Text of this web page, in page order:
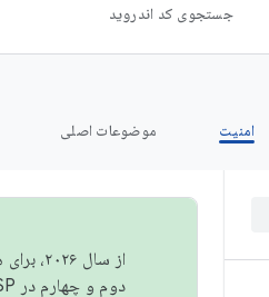
جستجوی کد اندروید
امنیت موضوعات اصلی
از
دوم و چهارم در AOSP منتشر خواهیم کرد. برای ساخت و مشارکت در AOSP،